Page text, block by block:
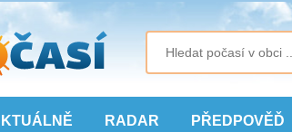
RADAR PŘEDPOVĚĎ